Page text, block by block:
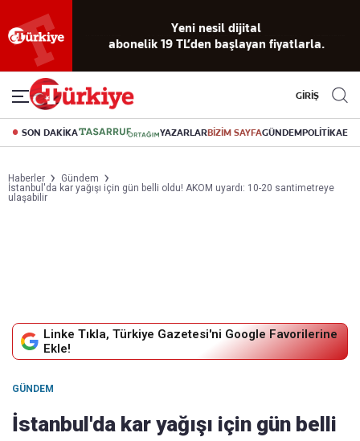
okuma
deneyimi
dijital arşiv
Akıllı haber
asistanı
Eski gazeteleri
indirme
canlı soru
cevap
GİRİŞ
SON DAKİKA YAZARLARBİZİM SAYFAGÜNDEMPOLİTİKA
Haberler
Gündem
İstanbul'da kar yağışı için gün belli oldu! AKOM uyardı: 10-20 santimetreye
ulaşabilir
Linke Tıkla, Türkiye Gazetesi'ni Google Favorilerine
Ekle!
GÜNDEM
İstanbul'da kar yağışı için gün belli